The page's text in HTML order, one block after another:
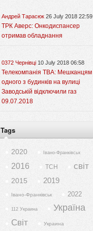
Андрей Тарасюк 26 July 2018 22:59
ТРК Аверс: Онкодиспансер
отримав обладнання
0372 Чернівці 10 July 2018 06:58
Телекомпанія ТВА: Мешканцям
одного з будинків на вулиці
Заводській відключили газ
09.07.2018
Tags
2020 Івано-Франківськ
2016 ТСН світ
2015 2019
Івано-Франківськ 2022
112 Украина Україна
Світ Украина